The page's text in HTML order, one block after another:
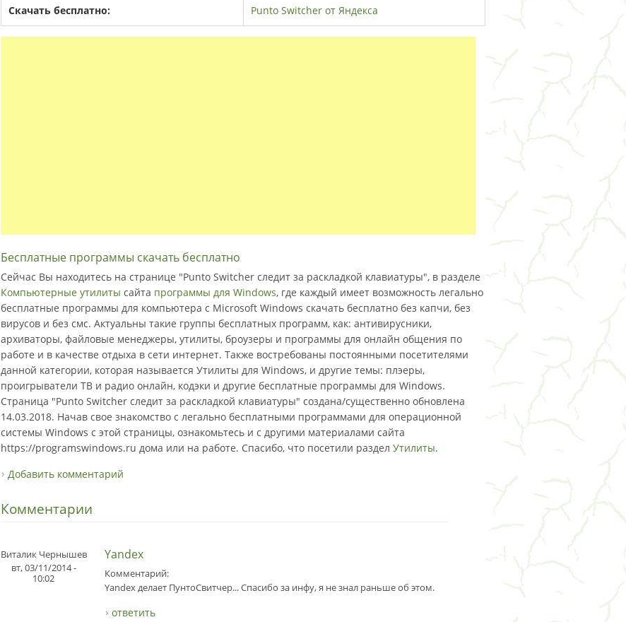
Скачать бесплатно: Punto Switcher от Яндекса
Бесплатные программы скачать бесплатно
Сейчас Вы находитесь на странице "Punto Switcher следит за раскладкой клавиатуры", в разделе
Компьютерные утилиты сайта программы для Windows, где каждый имеет возможность легально
бесплатные программы для компьютера с Microsoft Windows скачать бесплатно без капчи, без
вирусов и без смс. Актуальны такие группы бесплатных программ, как: антивирусники,
архиваторы, файловые менеджеры, утилиты, броузеры и программы для онлайн общения по
работе и в качестве отдыха в сети интернет. Также востребованы постоянными посетителями
данной категории, которая называется Утилиты для Windows, и другие темы: плэеры,
проигрыватели ТВ и радио онлайн, кодэки и другие бесплатные программы для Windows.
Страница "Punto Switcher следит за раскладкой клавиатуры" создана/существенно обновлена
14.03.2018. Начав свое знакомство с легально бесплатными программами для операционной
системы Windows с этой страницы, ознакомьтесь и с другими материалами сайта
https://programswindows.ru дома или на работе. Спасибо, что посетили раздел Утилиты.
Добавить комментарий
Комментарии
Виталик Чернышев
вт, 03/11/2014 -
10:02
Yandex
Комментарий:
Yandex делает ПунтоСвитчер... Спасибо за инфу, я не знал раньше об этом.
ответить